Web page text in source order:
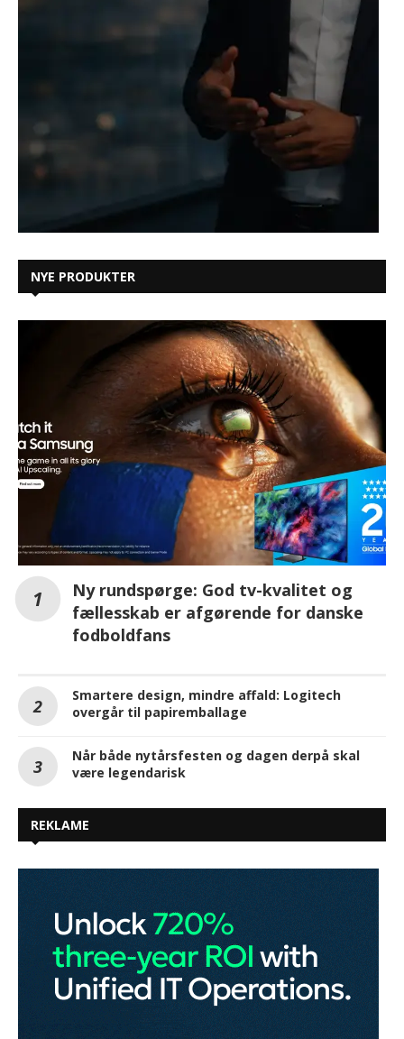
NYE PRODUKTER
Ny rundspørge: God tv-kvalitet og
fællesskab er afgørende for danske
fodboldfans
Smartere design, mindre affald: Logitech
overgår til papiremballage
Når både nytårsfesten og dagen derpå skal
være legendarisk
REKLAME